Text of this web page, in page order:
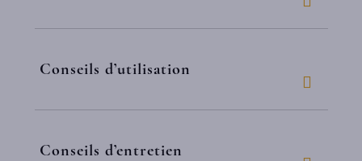
Conseils d’utilisation
Conseils d’entretien